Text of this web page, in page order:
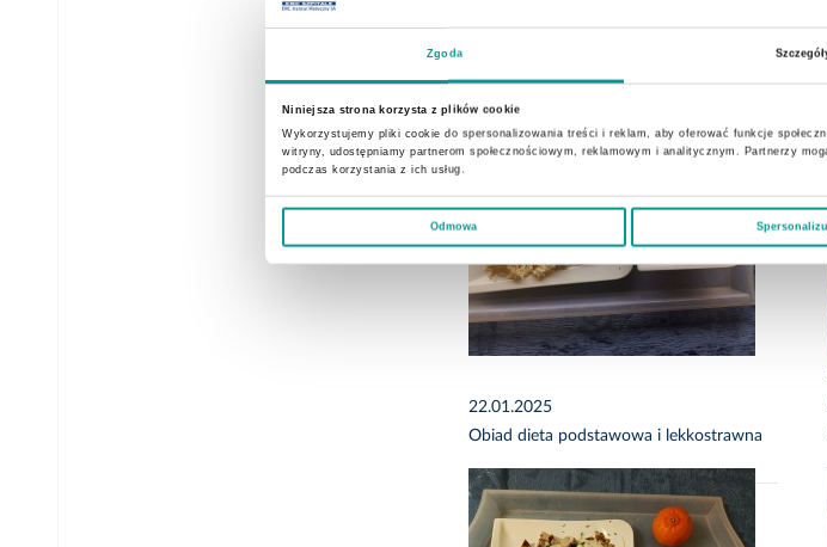
Zgoda
Niniejsza strona korzysta z plików cookie
Wykorzystujemy pliki cookie do spersonalizowania treści i reklam, aby oferować funkcje
witryny, udostępniamy partnerom społecznościowym, reklamowym i analitycznym. Partnerzy
podczas korzystania z ich usług.
Odmowa
22.01.2025
Obiad dieta podstawowa i lekkostrawna